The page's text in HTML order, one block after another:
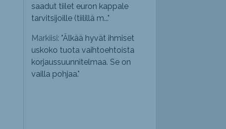
saadut tiilet euron kappale
tarvitsijoille (tiilillä m..."
Markiisi: "Älkää hyvät ihmiset
uskoko tuota vaihtoehtoista
korjaussuunnitelmaa. Se on
vailla pohjaa."